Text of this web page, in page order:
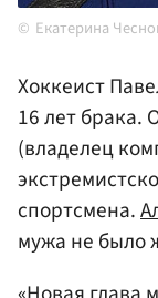
Екатерина
Хоккеист
16 лет брака.
(владелец
спортсмена.
мужа не было